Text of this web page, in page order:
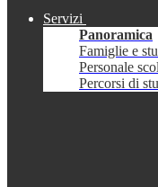
Servizi
Panoramica
Famiglie e
Personale
Percorsi di